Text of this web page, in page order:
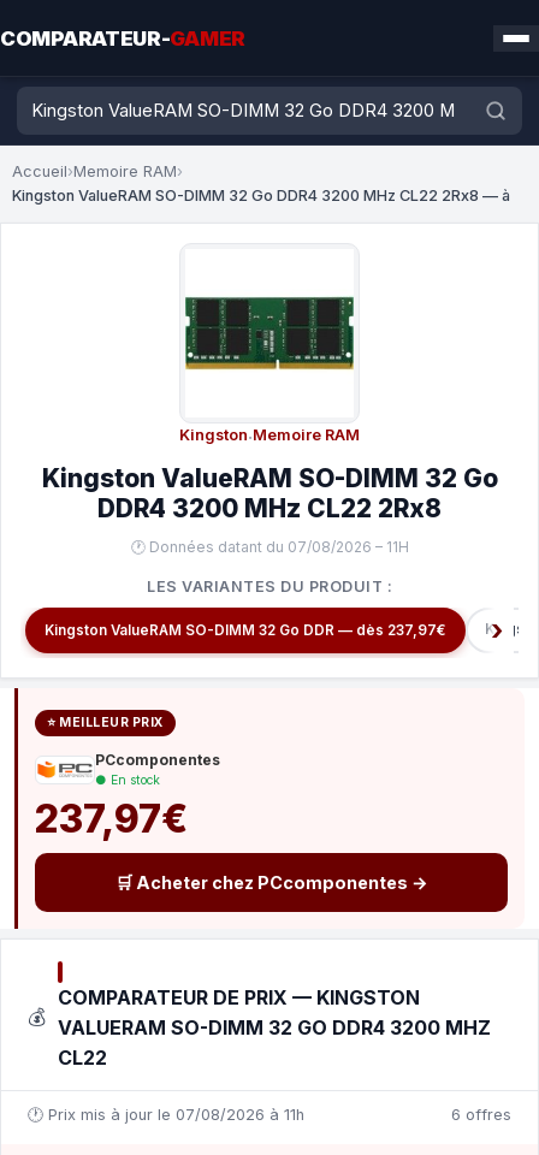
COMPARATEUR-GAMER
Accueil›Memoire RAM›
Kingston ValueRAM SO-DIMM 32 Go DDR4 3200 MHz CL22 2Rx8 — à
Kingston·Memoire RAM
Kingston ValueRAM SO-DIMM 32 Go
DDR4 3200 MHz CL22 2Rx8
🕐 Données datant du 07/08/2026 – 11H
LES VARIANTES DU PRODUIT :
Kingston ValueRAM SO-DIMM 32 Go DDR — dès 237,97€
⭐ MEILLEUR PRIX
PCcomponentes
● En stock
237,97€
🛒 Acheter chez PCcomponentes →
💰
COMPARATEUR DE PRIX — KINGSTON
VALUERAM SO-DIMM 32 GO DDR4 3200 MHZ
CL22
🕐 Prix mis à jour le 07/08/2026 à 11h 6 offres